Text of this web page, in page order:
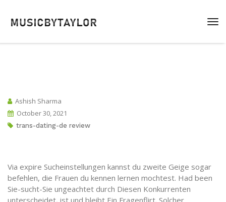
Ashish Sharma
October 30, 2021
trans-dating-de review
Via expire Sucheinstellungen kannst du zweite Geige sogar
befehlen, die Frauen du kennen lernen mochtest. Had been
Sie-sucht-Sie ungeachtet durch Diesen Konkurrenten
unterscheidet, ist und bleibt Ein Fragenflirt. Solcher